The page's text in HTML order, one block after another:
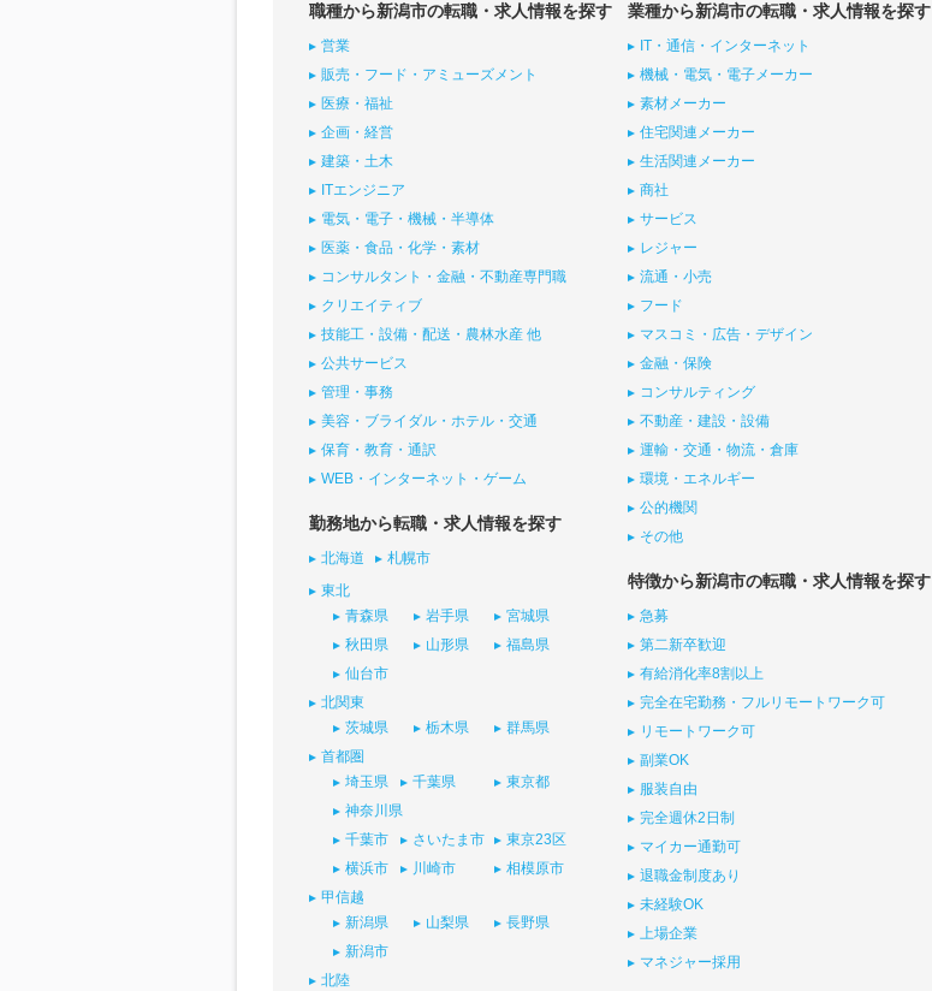
職種から新潟市の転職・求人情報を探す
営業
販売・フード・アミューズメント
医療・福祉
企画・経営
建築・土木
ITエンジニア
電気・電子・機械・半導体
医薬・食品・化学・素材
コンサルタント・金融・不動産専門職
クリエイティブ
技能工・設備・配送・農林水産 他
公共サービス
管理・事務
美容・ブライダル・ホテル・交通
保育・教育・通訳
WEB・インターネット・ゲーム
勤務地から転職・求人情報を探す
北海道
札幌市
東北
青森県
岩手県
宮城県
秋田県
山形県
福島県
仙台市
北関東
茨城県
栃木県
群馬県
首都圏
埼玉県
千葉県
東京都
神奈川県
千葉市
さいたま市
東京23区
横浜市
川崎市
相模原市
甲信越
新潟県
山梨県
長野県
新潟市
北陸
業種から新潟市の転職・求人情報を探す
IT・通信・インターネット
機械・電気・電子メーカー
素材メーカー
住宅関連メーカー
生活関連メーカー
商社
サービス
レジャー
流通・小売
フード
マスコミ・広告・デザイン
金融・保険
コンサルティング
不動産・建設・設備
運輸・交通・物流・倉庫
環境・エネルギー
公的機関
その他
特徴から新潟市の転職・求人情報を探す
急募
第二新卒歓迎
有給消化率8割以上
完全在宅勤務・フルリモートワーク可
リモートワーク可
副業OK
服装自由
完全週休2日制
マイカー通勤可
退職金制度あり
未経験OK
上場企業
マネジャー採用